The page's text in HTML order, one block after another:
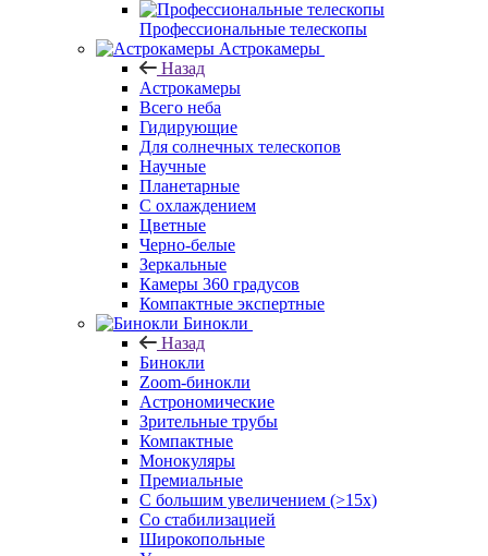
Профессиональные телескопы
Астрокамеры
Назад
Астрокамеры
Всего неба
Гидирующие
Для солнечных телескопов
Научные
Планетарные
С охлаждением
Цветные
Черно-белые
Зеркальные
Камеры 360 градусов
Компактные экспертные
Бинокли
Назад
Бинокли
Zoom-бинокли
Астрономические
Зрительные трубы
Компактные
Монокуляры
Премиальные
С большим увеличением (>15x)
Со стабилизацией
Широкопольные